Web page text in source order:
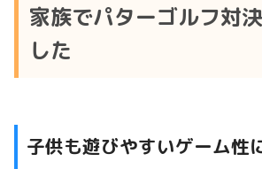
家族でパターゴルフ対
した
子供も遊びやすいゲーム性